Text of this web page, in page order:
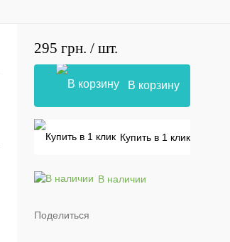
295 грн. / шт.
В корзину
Купить в 1 клик
В наличии
Поделиться